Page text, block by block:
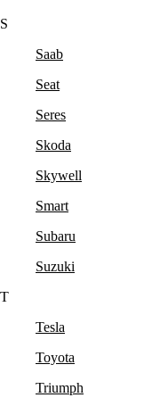
S
Saab
Seat
Seres
Skoda
Skywell
Smart
Subaru
Suzuki
T
Tesla
Toyota
Triumph